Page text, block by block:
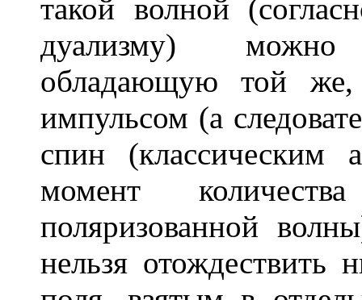
такой волной
дуализму) можно
обладающую той
импульсом (а
спин (классическим
момент
поляризованной
нельзя отождествить